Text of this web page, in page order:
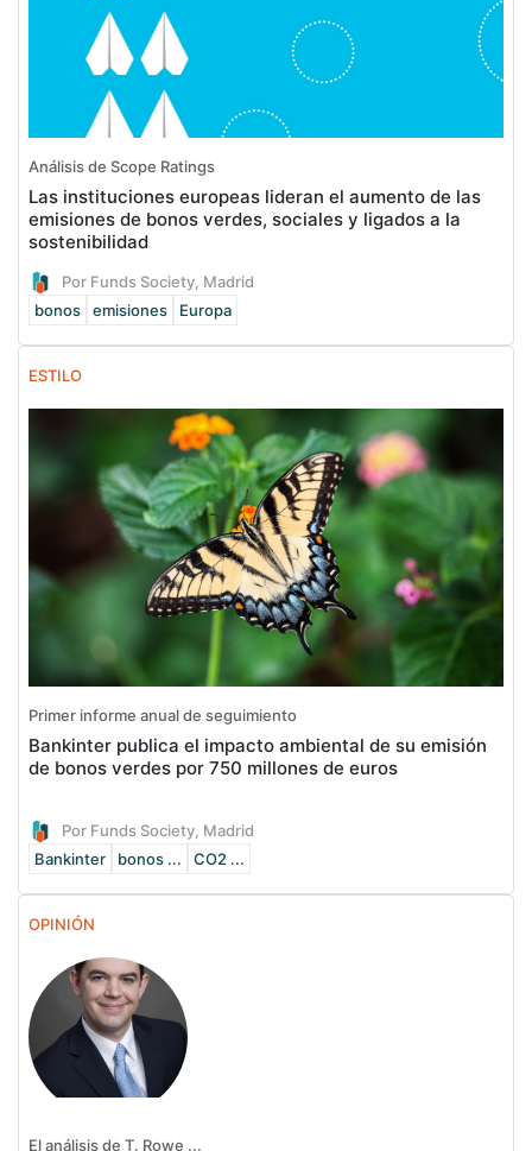
Análisis de Scope Ratings
Las instituciones europeas lideran el aumento de las
emisiones de bonos verdes, sociales y ligados a la
sostenibilidad
Por Funds Society, Madrid
bonos
emisiones Europa
ESTILO
Primer informe anual de seguimiento
Bankinter publica el impacto ambiental de su emisión
de bonos verdes por 750 millones de euros
Por Funds Society, Madrid
Bankinter
bonos ... CO2 ...
OPINIÓN
El análisis de T. Rowe ...